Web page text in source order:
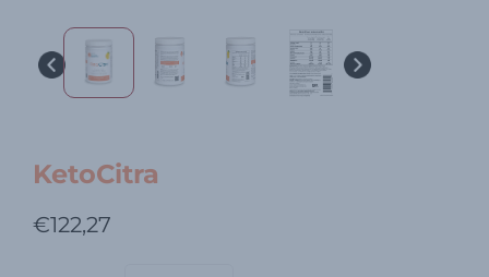
KetoCitra
€122,27